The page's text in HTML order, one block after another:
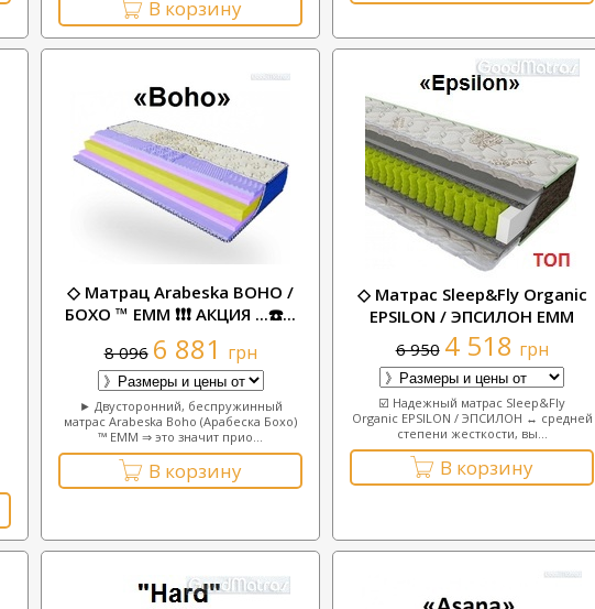
В корзину
◇ Матрац Arabeska BOHO /
БОХО ™ ЕММ ❗❗❗ АКЦИЯ ...☎️...
8 096 6 881 грн
► Двусторонний, беспружинный
матрас Arabeska Boho (Арабеска Бохо)
™ ЕММ ⇒ это значит прио...
В корзину
◇ Матрас Sleep&Fly Organic
EPSILON / ЭПСИЛОН ЕММ
6 950 4 518 грн
☑️ Надежный матрас Sleep&Fly
Organic EPSILON / ЭПСИЛОН ↔ средней
степени жесткости, вы...
В корзину